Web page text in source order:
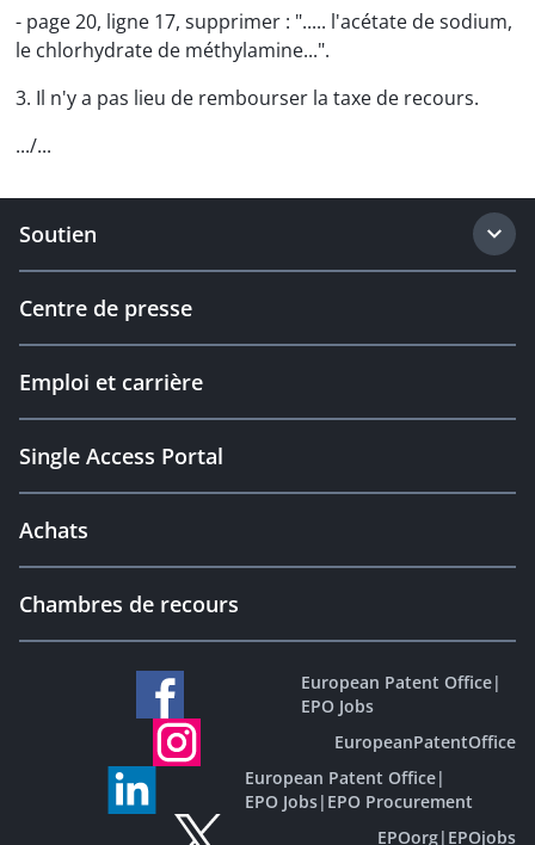
- page 20, ligne 17, supprimer : "..... l'acétate de sodium,
le chlorhydrate de méthylamine...".
3. Il n'y a pas lieu de rembourser la taxe de recours.
.../...
Soutien
Centre de presse
Emploi et carrière
Single Access Portal
Achats
Chambres de recours
European Patent Office|
EPO Jobs
EuropeanPatentOffice
European Patent Office|
EPO Jobs| EPO Procurement
EPOorg| EPOjobs